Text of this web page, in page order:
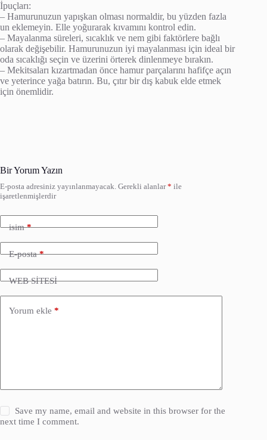
İpuçları:
– Hamurunuzun yapışkan olması normaldir, bu yüzden fazla
un eklemeyin. Elle yoğurarak kıvamını kontrol edin.
– Mayalanma süreleri, sıcaklık ve nem gibi faktörlere bağlı
olarak değişebilir. Hamurunuzun iyi mayalanması için ideal bir
oda sıcaklığı seçin ve üzerini örterek dinlenmeye bırakın.
– Mekitsaları kızartmadan önce hamur parçalarını hafifçe açın
ve yeterince yağa batırın. Bu, çıtır bir dış kabuk elde etmek
için önemlidir.
Bir Yorum Yazın
E-posta adresiniz yayınlanmayacak. Gerekli alanlar* ile
işaretlenmişlerdir
isim*
E-posta*
WEB SİTESİ
Yorum ekle *
Save my name, email and website in this browser for the
next time I comment.